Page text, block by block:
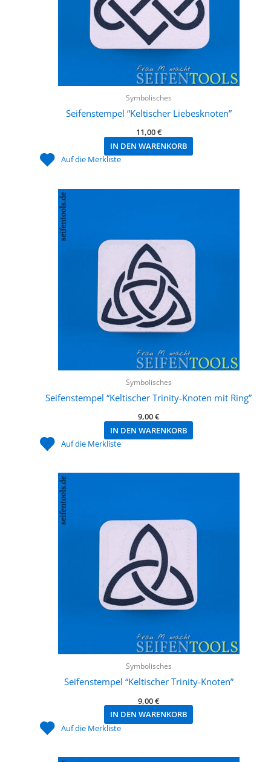
Symbolisches
Seifenstempel “Keltischer Liebesknoten”
11,00€
IN DEN WARENKORB
Auf die Merkliste
Symbolisches
Seifenstempel “Keltischer Trinity-Knoten mit Ring”
9,00€
IN DEN WARENKORB
Auf die Merkliste
Symbolisches
Seifenstempel “Keltischer Trinity-Knoten”
9,00€
IN DEN WARENKORB
Auf die Merkliste